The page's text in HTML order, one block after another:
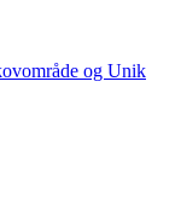
og Unik